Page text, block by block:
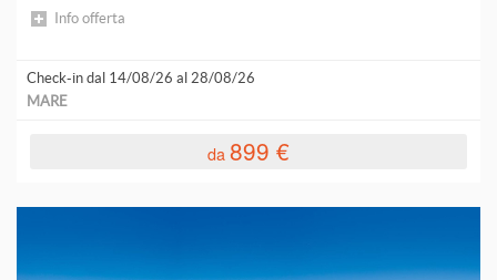
Info offerta
Check-in dal 14/08/26 al 28/08/26
MARE
da 899 €